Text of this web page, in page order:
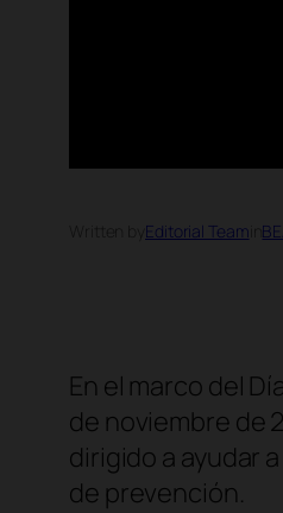
Editorial Team
En el marco del
de noviembre de
dirigido a ayudar
de prevención.